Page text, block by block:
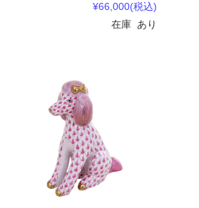
¥66,000(税込)
在庫 あり